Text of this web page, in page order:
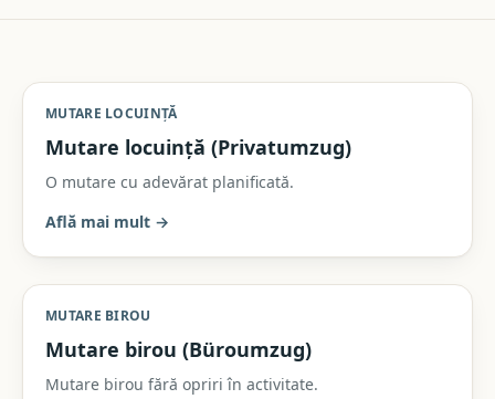
MUTARE LOCUINȚĂ
Mutare locuință (Privatumzug)
O mutare cu adevărat planificată.
Află mai mult →
MUTARE BIROU
Mutare birou (Büroumzug)
Mutare birou fără opriri în activitate.